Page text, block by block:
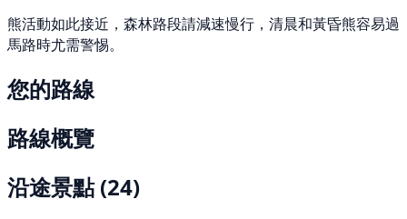
熊活動如此接近，森林路段請減速慢行，清晨和黃昏熊容易過
馬路時尤需警惕。
您的路線
路線概覽
沿途景點(24)